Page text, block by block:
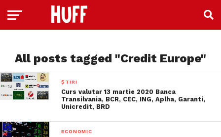
All posts tagged "Credit Europe"
ȘTIRI
Curs valutar 13 martie 2020 Banca
Transilvania, BCR, CEC, ING, Aplha, Garanti,
Unicredit, BRD
ECONOMIC